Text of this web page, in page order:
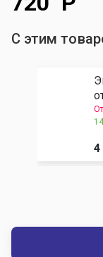
С этим
4